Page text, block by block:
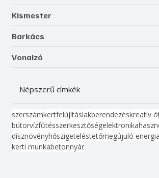
Kismester
Barkács
Vonalzó
Népszerű címkék
szerszámkertfelújításlakberendezéskreatív
bútorvízfűtésszerkesztőségelektronika
dísznövényhőszigeteléstetőmegújuló energia
kerti munkabetonnyár